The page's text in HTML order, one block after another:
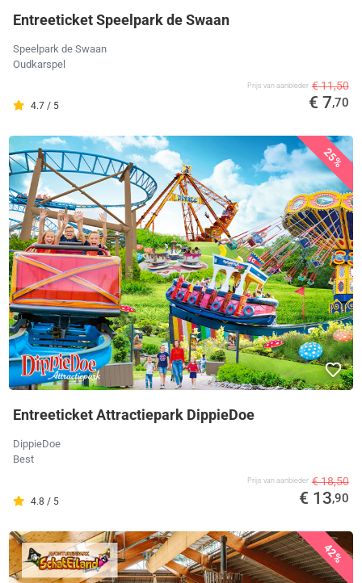
Entreeticket Speelpark de Swaan
Speelpark de Swaan
Oudkarspel
4.7 / 5
Prijs van aanbieder € 11,50
€ 7,70
25%
Entreeticket Attractiepark DippieDoe
DippieDoe
Best
4.8 / 5
Prijs van aanbieder € 18,50
€ 13,90
42%